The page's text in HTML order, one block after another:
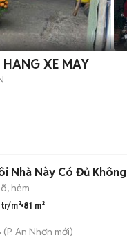
XE MÁY
Nhà Này Có Đủ
hẻm
m² 81 m²
(P. An Nhơn mới)